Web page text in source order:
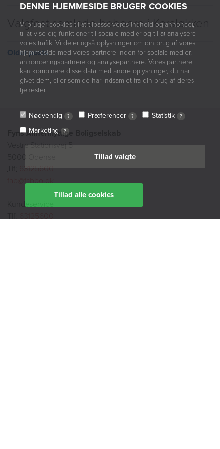
DENNE HJEMMESIDE BRUGER COOKIES
Vi bruger cookies til at tilpasse vores indhold og annoncer,
til at vise dig funktioner til sociale medier og til at analysere
vores trafik. Vi deler også oplysninger om din brug af vores
hjemmeside med vores partnere inden for sociale medier,
annonceringspartnere og analysepartnere. Vores partnere
kan kombinere disse data med andre oplysninger, du har
givet dem, eller som de har indsamlet fra din brug af deres
tjenester.
Nødvendig ? Præferencer ? Statistik ?
Marketing ?
Tillad valgte
Tillad alle cookies
Valgfest samlede beboere i Korsløkken
Older posts
Fyns Almennyttige Boligselskab
Vestre Stationsvej 5
63125600
Kundeservice